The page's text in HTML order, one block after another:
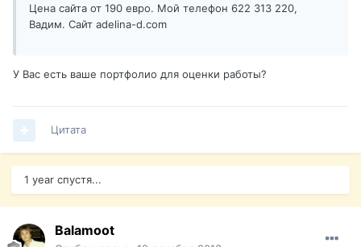
Цена сайта от 190 евро. Мой телефон 622 313 220,
Вадим. Сайт adelina-d.com
У Вас есть ваше портфолио для оценки работы?
Цитата
1 year спустя...
Balamoot